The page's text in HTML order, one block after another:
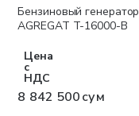
Бесплатная доставка
Бензиновый генератор
AGREGAT T-16000-B
Цена
с
НДС
8 842 500 сум